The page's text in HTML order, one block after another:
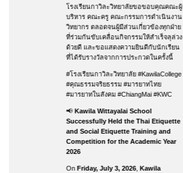
โรงเรียนกาวิละวิทยาลัยขอขอบคุณคณะผู้
บริหาร คณะครู คณะกรรมการดำเนินงาน
วิทยากร ตลอดจนผู้มีส่วนเกี่ยวข้องทุกฝ่าย
ที่ร่วมกันขับเคลื่อนกิจกรรมให้สำเร็จลุล่วง
ด้วยดี และขอแสดงความยินดีกับนักเรียน
ที่ได้รับรางวัลจากการประกวดในครั้งนี้
#โรงเรียนกาวิละวิทยาลัย #KawilaCollege
#คุณธรรมจริยธรรม #มารยาทไทย
#มารยาทในสังคม #ChiangMai #KWC
📢 Kawila Wittayalai School
Successfully Held the Thai Etiquette
and Social Etiquette Training and
Competition for the Academic Year
2026
On Friday, July 3, 2026, Kawila